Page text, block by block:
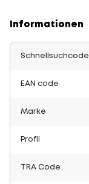
Informationen
Schnellsuchcode
EAN code
Marke
Profil
TRA Code